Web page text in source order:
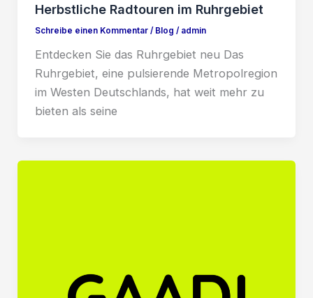
Herbstliche Radtouren im Ruhrgebiet
Schreibe einen Kommentar / Blog / admin
Entdecken Sie das Ruhrgebiet neu Das
Ruhrgebiet, eine pulsierende Metropolregion
im Westen Deutschlands, hat weit mehr zu
bieten als seine